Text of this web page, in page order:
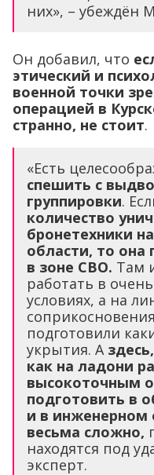
них», – убеждён
Он добавил, что
этический и
военной точки
операцией в
странно, не стоит.
«Есть
спешить с
группировки.
количество
бронетехники
области, то она
в зоне СВО. Там
работать в
условиях, а на
подготовили
укрытия. А
как на ладони
высокоточным
подготовить в
и в инженерном
весьма сложно,
находятся под
эксперт.